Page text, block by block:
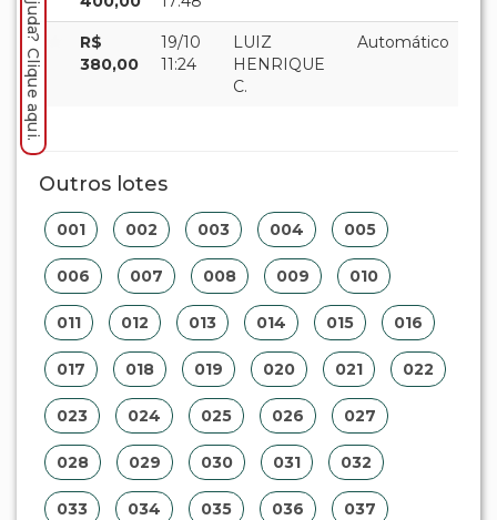
R$
380,00
19/10
11:24
LUIZ
HENRIQUE
C.
Automático
Outros lotes
001 002 003 004 005
006 007 008 009 010
011 012 013 014 015 016
017 018 019 020 021 022
023 024 025 026 027
028 029 030 031 032
033 034 035 036 037